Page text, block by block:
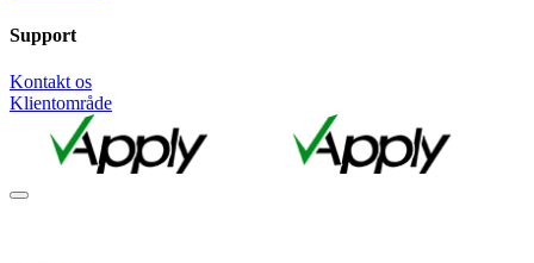
Support
Kontakt os
Klientområde